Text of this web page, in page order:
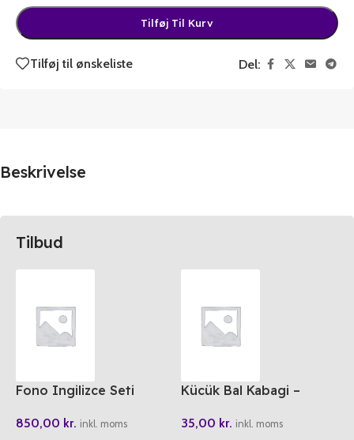
Tilføj Til Kurv
Tilføj til ønskeliste Del:
Beskrivelse
Tilbud
Fono Ingilizce Seti
850,00 kr. inkl. moms
Kücük Bal Kabagi –
11
35,00 kr. inkl. moms